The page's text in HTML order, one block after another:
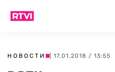
НОВОСТИ | 17.01.2018 / 13:55